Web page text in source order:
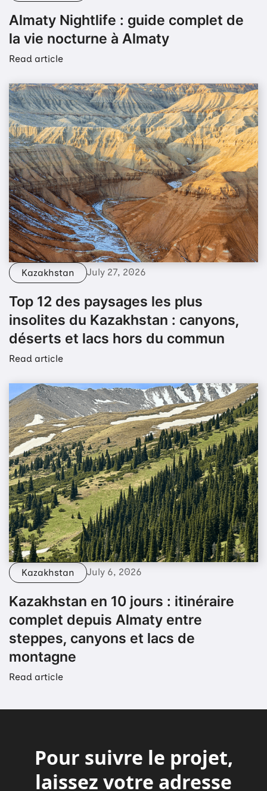
Almaty Nightlife : guide complet de
la vie nocturne à Almaty
Read article
Kazakhstan July 27, 2026
Top 12 des paysages les plus
insolites du Kazakhstan : canyons,
déserts et lacs hors du commun
Read article
Kazakhstan July 6, 2026
Kazakhstan en 10 jours : itinéraire
complet depuis Almaty entre
steppes, canyons et lacs de
montagne
Read article
Pour suivre le projet,
laissez votre adresse